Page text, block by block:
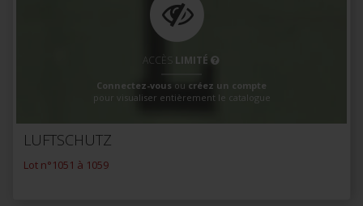
ACCÈS LIMITÉ
Connectez-vous ou créez un compte
pour visualiser entièrement le catalogue
LUFTSCHUTZ
Lot n°1051 à 1059